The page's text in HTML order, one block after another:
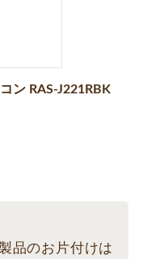
ン RAS-J221RBK
品のお片付けは